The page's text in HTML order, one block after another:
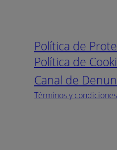
Política de
Política de
Canal de
Términos y